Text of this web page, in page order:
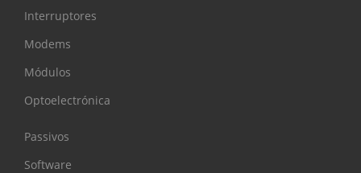
Interruptores
Modems
Módulos
Optoelectrónica
Passivos
Software